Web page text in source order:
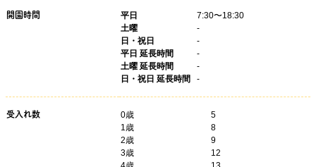
開園時間 平日
7:30〜18:30
土曜
-
日・祝日
-
平日 延長時間
-
土曜 延長時間
-
日・祝日 延長時間
-
受入れ数 0歳
5
1歳
8
2歳
9
3歳
12